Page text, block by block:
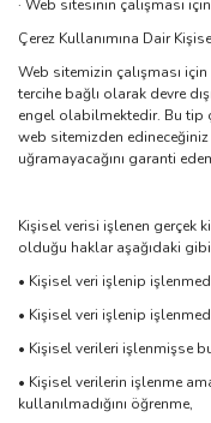
· Web sitesinin çalışması
Çerez Kullanımına Dair
Web sitemizin çalışması
tercihe bağlı olarak devre
engel olabilmektedir. Bu tip
web sitemizden
uğramayacağını garanti
Kişisel verisi işlenen gerçek
olduğu haklar aşağıdaki
• Kişisel veri işlenip
• Kişisel veri işlenip
• Kişisel verileri işlenmişse
• Kişisel verilerin işlenme
kullanılmadığını öğrenme,